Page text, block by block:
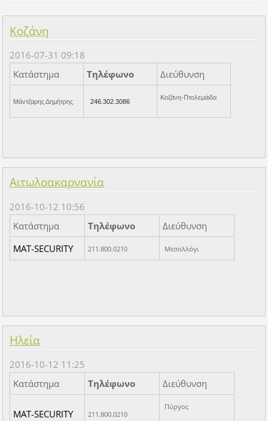
Κοζάνη
2016-07-31 09:18
Κατάστημα
Τηλέφωνο Διεύθυνση
Μάντζαρης Δημήτρης 246.302.3086
Κοζάνη-Πτολεμάιδα
Αιτωλοακαρνανία
2016-10-12 10:56
Κατάστημα
Τηλέφωνο
Διεύθυνση
MAT-SECURITY
211.800.0210 Μεσολλόγι
Ηλεία
2016-10-12 11:25
Κατάστημα
Τηλέφωνο Διεύθυνση
MAT-SECURITY 211.800.0210
Πύργος